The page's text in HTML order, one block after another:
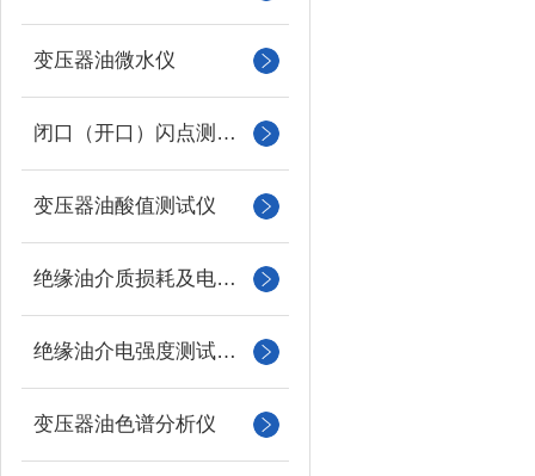
变压器油微水仪
闭口（开口）闪点测定仪
变压器油酸值测试仪
绝缘油介质损耗及电阻率测试仪
绝缘油介电强度测试仪系列
变压器油色谱分析仪